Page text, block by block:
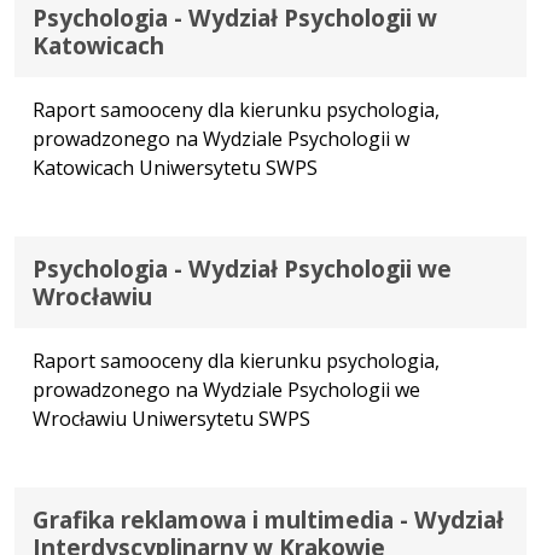
Psychologia - Wydział Psychologii w
Katowicach
Raport samooceny dla kierunku psychologia,
prowadzonego na Wydziale Psychologii w
Katowicach Uniwersytetu SWPS
Psychologia - Wydział Psychologii we
Wrocławiu
Raport samooceny dla kierunku psychologia,
prowadzonego na Wydziale Psychologii we
Wrocławiu Uniwersytetu SWPS
Grafika reklamowa i multimedia - Wydział
Interdyscyplinarny w Krakowie